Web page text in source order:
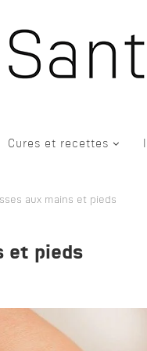
Cures et recettes
aux mains et pieds
et pieds